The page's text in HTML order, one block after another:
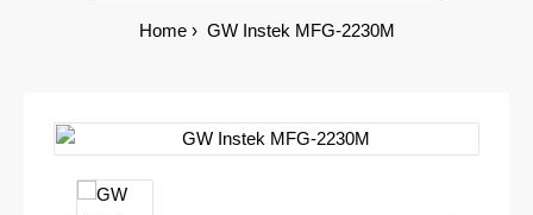
Home GW Instek MFG-2230M